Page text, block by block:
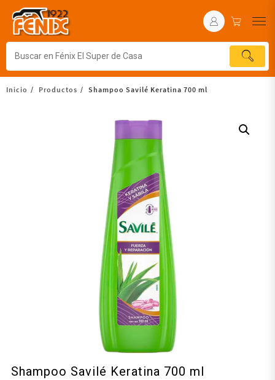
Inicio Productos Shampoo Savilé Keratina 700 ml
Shampoo Savilé Keratina 700 ml